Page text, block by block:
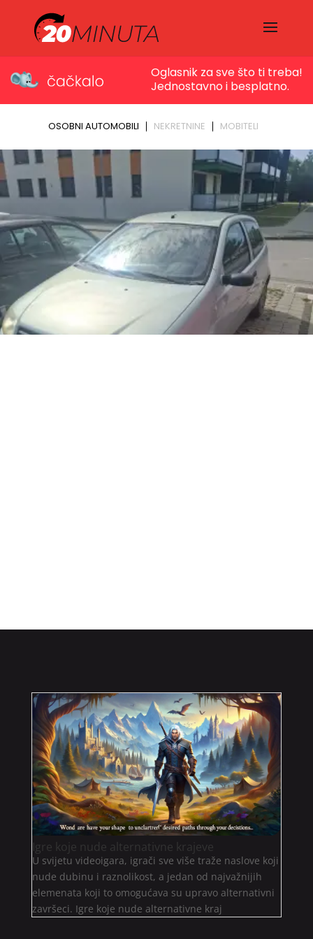
Igre koje nude alternativne krajeve
U svijetu videoigara, igrači sve više traže naslove koji
nude dubinu i raznolikost, a jedan od najvažnijih
elemenata koji to omogućava su upravo alternativni
završeci. Igre koje nude alternativne kraj